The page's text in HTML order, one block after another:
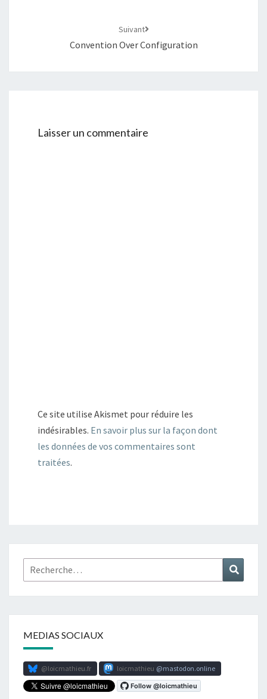
Suivant
Convention Over Configuration
Laisser un commentaire
Ce site utilise Akismet pour réduire les
indésirables. En savoir plus sur la façon dont
les données de vos commentaires sont
traitées.
Rechercher :
MEDIAS SOCIAUX
@loicmathieu.fr loicmathieu mastodon.online